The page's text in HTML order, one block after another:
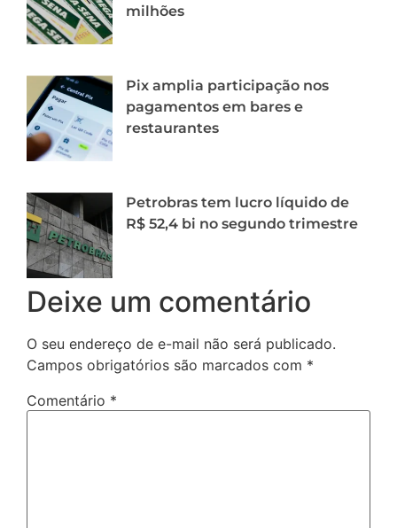
milhões
Pix amplia participação nos
pagamentos em bares e
restaurantes
Petrobras tem lucro líquido de
R$ 52,4 bi no segundo trimestre
Deixe um comentário
O seu endereço de e-mail não será publicado.
Campos obrigatórios são marcados com *
Comentário *